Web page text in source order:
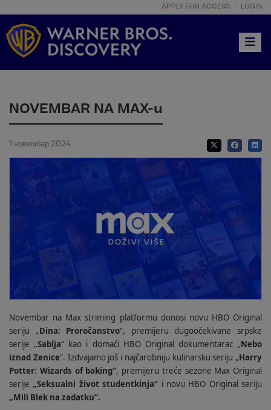
APPLY FOR ACCESS LOGIN
NOVEMBAR NA MAX-u
1 новембар 2024
Novembar na Max striming platformu donosi novu HBO Original
seriju „Dina: Proročanstvo“, premijeru dugoočekivane srpske
serije „Sablja“ kao i domaći HBO Original dokumentarac „Nebo
iznad Zenice“. Izdvajamo još i najčarobniju kulinarsku seriju „Harry
Potter: Wizards of baking“, premijeru treće sezone Max Original
serije„Seksualni život studentkinja“ i novu HBO Original seriju
„Mili Blek na zadatku“.